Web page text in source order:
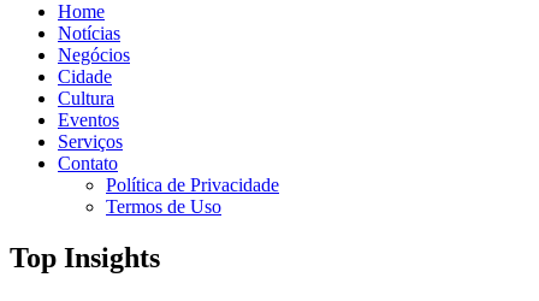
Home
Notícias
Negócios
Cidade
Cultura
Eventos
Serviços
Contato
Política de Privacidade
Termos de Uso
Top Insights